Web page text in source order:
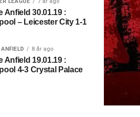
Anfield 30.01.19 :
– Leicester City 1-1
8 år ago
Anfield 19.01.19 :
4-3 Crystal Palace